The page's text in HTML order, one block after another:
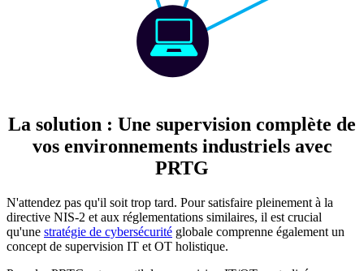
La solution : Une supervision complète de
vos environnements industriels avec
PRTG
N'attendez pas qu'il soit trop tard. Pour satisfaire pleinement à la
directive NIS-2 et aux réglementations similaires, il est crucial
qu'une stratégie de cybersécurité globale comprenne également un
concept de supervision IT et OT holistique.